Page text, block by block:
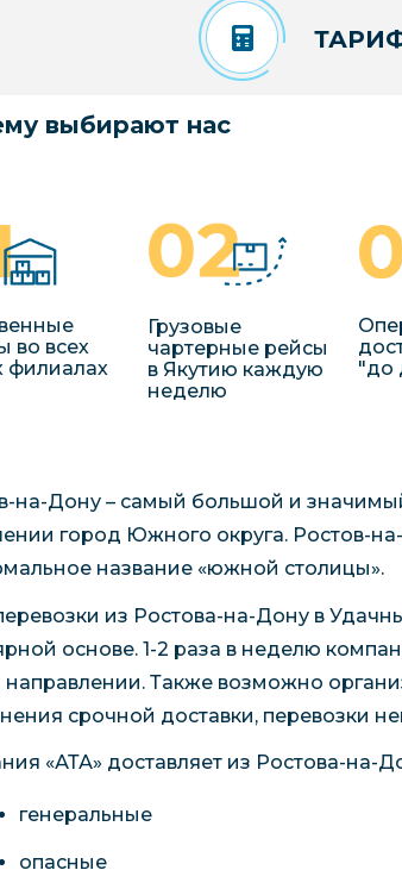
выбирают нас
во всех
филиалах
Грузовые
чартерные рейсы
в Якутию каждую
неделю
"до
на-Дону – самый большой и
город Южного округа. Ростов-
название «южной столицы».
из Ростова-на-Дону в
основе. 1-2 раза в неделю
направлении. Также возможно
срочной доставки, перевозки
«АТА» доставляет из Ростова-на-
генеральные
опасные